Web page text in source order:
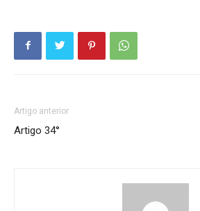
Artigo anterior
Artigo 34°